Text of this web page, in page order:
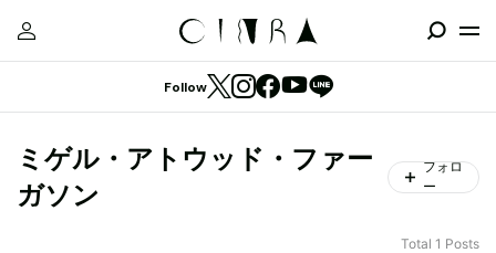
Follow
ミゲル・アトウッド・ファー
ガソン
フォロ
ー
Total 1 Posts